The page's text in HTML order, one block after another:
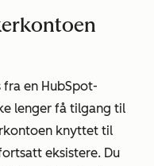
en HubSpot-
lenger få tilgang til
knyttet til
eksistere. Du